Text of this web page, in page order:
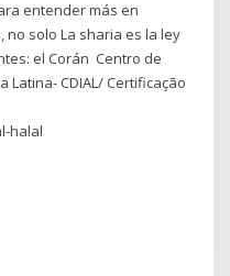
entender más en
solo La sharia es la ley
el Corán Centro de
Latina- CDIAL/ Certificação
halal